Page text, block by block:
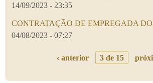
14/09/2023 - 23:35
CONTRATAÇÃO DE EMPREGADA
04/08/2023 - 07:27
‹ anterior 3 de 15